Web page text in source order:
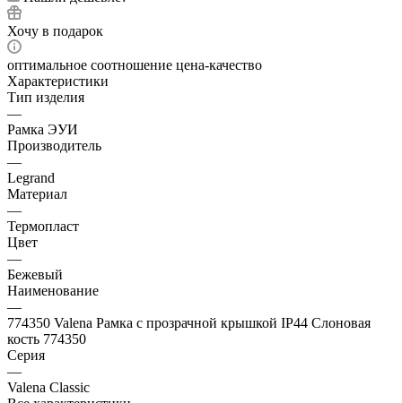
Хочу в подарок
оптимальное соотношение цена-качество
Характеристики
Тип изделия
—
Рамка ЭУИ
Производитель
—
Legrand
Материал
—
Термопласт
Цвет
—
Бежевый
Наименование
—
774350 Valena Рамка с прозрачной крышкой IP44 Слоновая
кость 774350
Серия
—
Valena Classic